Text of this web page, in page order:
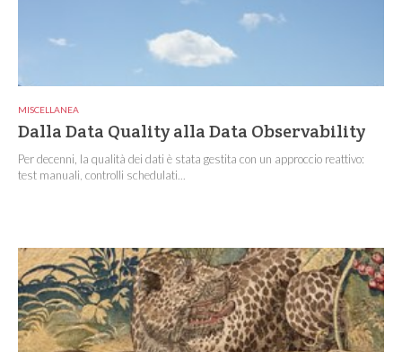
MISCELLANEA
Dalla Data Quality alla Data Observability
Per decenni, la qualità dei dati è stata gestita con un approccio reattivo:
test manuali, controlli schedulati...